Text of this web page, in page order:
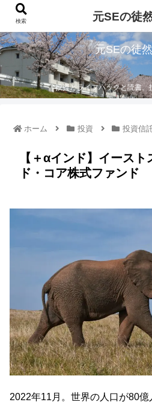
元SEの徒
投資とライフハックと読書。
ホーム 投資 投資信
【＋αインド】イース
ド・コア株式ファンド
2022年11月。世界の人口が80億
検索 元SEの徒